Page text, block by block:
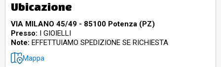
Ubicazione
VIA MILANO 45/49 - 85100 Potenza (PZ)
Presso: I GIOIELLI
Note: EFFETTUIAMO SPEDIZIONE SE RICHIESTA
Mappa